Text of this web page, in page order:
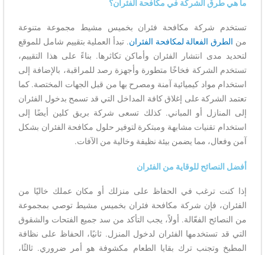
ما هي طرق الشركة في مكافحة الفئران؟
تستخدم شركة مكافحة فئران بخميس مشيط مجموعة متنوعة
من الطرق الفعالة لمكافحة الفئران. تبدأ العملية بتقييم شامل للموقع
لتحديد مدى انتشار الفئران وأماكن تكاثرها. بناءً على هذا التقييم،
تستخدم الشركة فخاخًا متطورة وأجهزة رصد للمراقبة، بالإضافة إلى
استخدام مواد كيميائية آمنة ومصرح بها من قبل الجهات المختصة. كما
تعتمد الشركة على إغلاق كافة المداخل التي قد تسمح بدخول الفئران
إلى المنازل أو المباني. كذلك تسعى شركة بريق كلين أيضًا إلى
استخدام تقنيات مشابهة ومبتكرة لتوفير حلول مكافحة الفئران بشكل
آمن وفعال، مما يضمن بيئة نظيفة وخالية من الآفات.
أفضل النصائح للوقاية من الفئران
إذا كنت ترغب في الحفاظ على منزلك أو مكان عملك خاليًا من
الفئران، فإن شركة مكافحة فئران بخميس مشيط توصي بمجموعة
من النصائح الفعّالة. أولاً، يجب التأكد من سد جميع الفتحات والشقوق
التي قد تستخدمها الفئران لدخول المنزل. ثانيًا، الحفاظ على نظافة
المطبخ وتجنب ترك بقايا الطعام مكشوفة هو أمر ضروري. ثالثًا،